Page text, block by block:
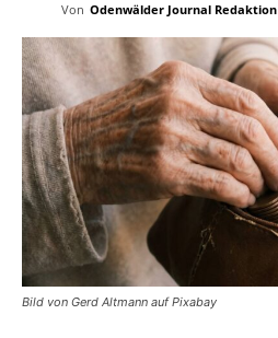
Von Odenwälder Journal Redaktion
Bild von Gerd Altmann auf Pixabay